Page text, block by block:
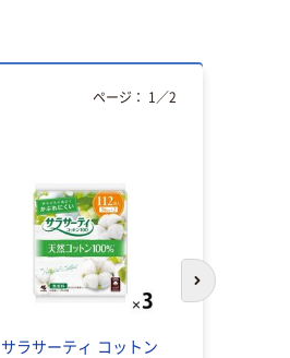
サラサーティ コットン
ページ： 1 ／2
次のスライド